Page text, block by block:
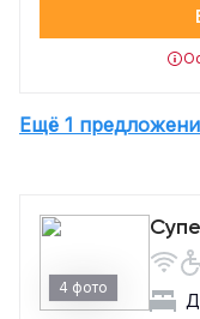
Ещё 1
4 фото